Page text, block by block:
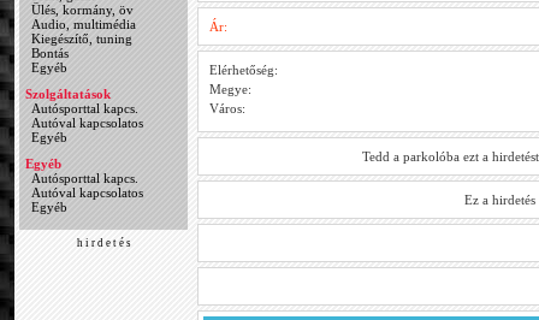
Ülés, kormány, öv
Audio, multimédia
Kiegészítő, tuning
Bontás
Egyéb
Szolgáltatások
Autósporttal kapcs.
Autóval kapcsolatos
Egyéb
Egyéb
Autósporttal kapcs.
Autóval kapcsolatos
Egyéb
h i r d e t é s
Ár:
Elérhetőség:
Megye:
Város:
Tedd a parkolóba ezt a
Ez a